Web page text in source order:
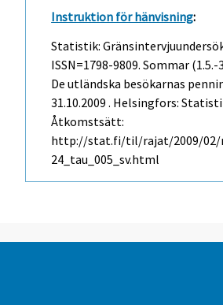
Instruktion för hänvisning:
Statistik:
ISSN=1798-9809.Sommar (1.5.-
De utländska besökarnas
31.10.2009 . Helsingfors:
Åtkomstsätt:
http://stat.fi/til/rajat/2009/02/
24_tau_005_sv.html